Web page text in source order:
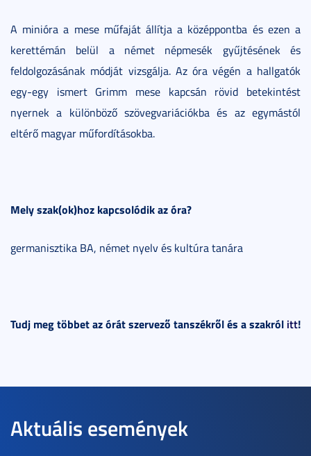
A minióra a mese műfaját állítja a középpontba és ezen a
kerettémán belül a német népmesék gyűjtésének és
feldolgozásának módját vizsgálja. Az óra végén a hallgatók
egy-egy ismert Grimm mese kapcsán rövid betekintést
nyernek a különböző szövegvariációkba és az egymástól
eltérő magyar műfordításokba.
Mely szak(ok)hoz kapcsolódik az óra?
germanisztika BA, német nyelv és kultúra tanára
Tudj meg többet az órát szervező tanszékről és a szakról itt!
Aktuális események